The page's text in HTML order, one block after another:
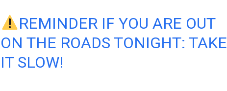
REMINDER IF YOU ARE OUT
ON THE ROADS TONIGHT: TAKE
IT SLOW!